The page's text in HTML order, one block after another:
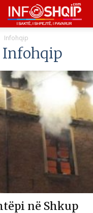
Infohqip
në Shkup